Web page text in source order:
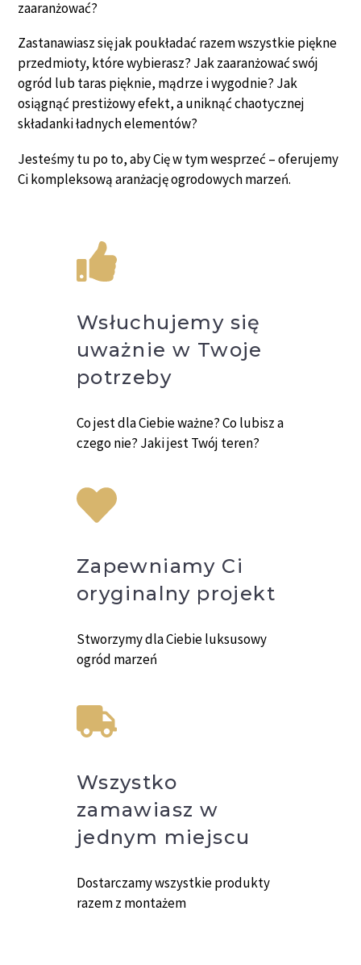
zaaranżować?
Zastanawiasz się jak poukładać razem wszystkie piękne
przedmioty, które wybierasz? Jak zaaranżować swój
ogród lub taras pięknie, mądrze i wygodnie? Jak
osiągnąć prestiżowy efekt, a uniknąć chaotycznej
składanki ładnych elementów?
Jesteśmy tu po to, aby Cię w tym wesprzeć – oferujemy
Ci kompleksową aranżację ogrodowych marzeń.
Wsłuchujemy się
uważnie w Twoje
potrzeby
Co jest dla Ciebie ważne? Co lubisz a
czego nie? Jaki jest Twój teren?
Zapewniamy Ci
oryginalny projekt
Stworzymy dla Ciebie luksusowy
ogród marzeń
Wszystko
zamawiasz w
jednym miejscu
Dostarczamy wszystkie produkty
razem z montażem